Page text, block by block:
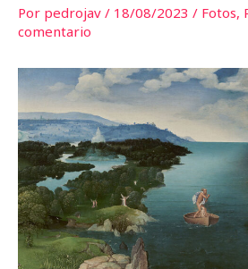
Por pedrojav / 18/08/2023 / Fotos,
comentario